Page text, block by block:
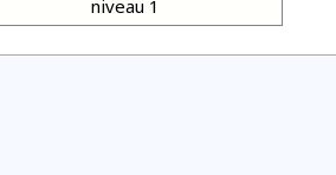
niveau 1